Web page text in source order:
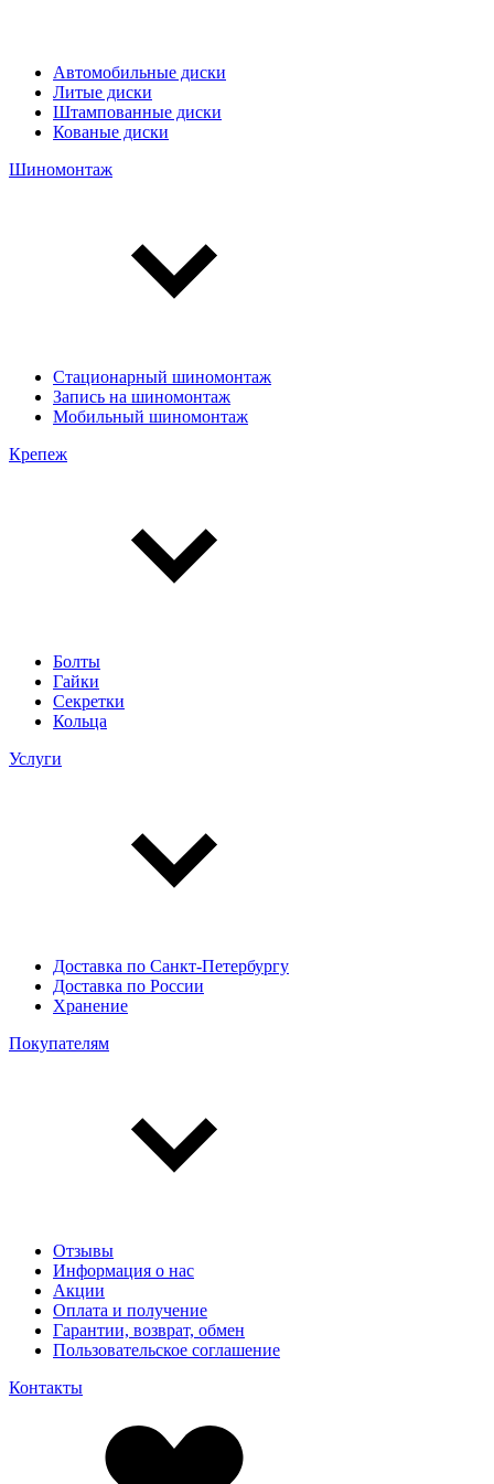
Автомобильные диски
Литые диски
Штампованные диски
Кованые диски
Шиномонтаж
Стационарный шиномонтаж
Запись на шиномонтаж
Мобильный шиномонтаж
Крепеж
Болты
Гайки
Секретки
Кольца
Услуги
Доставка по Санкт-Петербургу
Доставка по России
Хранение
Покупателям
Отзывы
Информация о нас
Акции
Оплата и получение
Гарантии, возврат, обмен
Пользовательское соглашение
Контакты